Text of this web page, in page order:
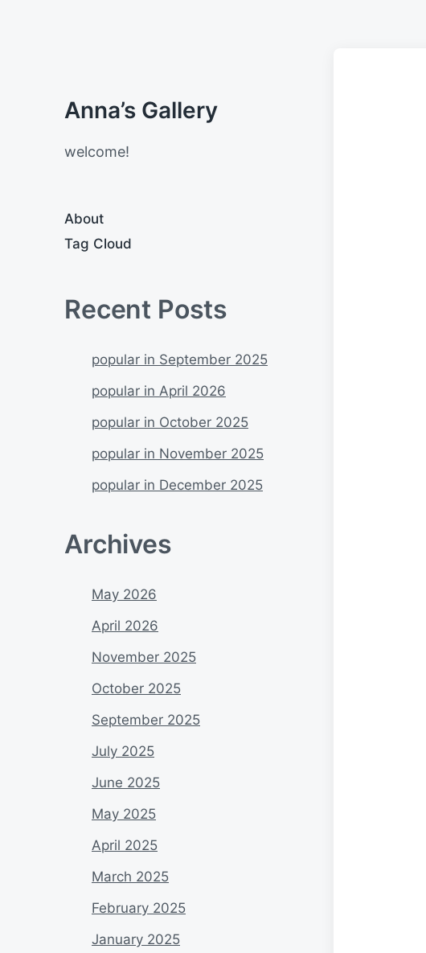
Anna’s Gallery
welcome!
About
Tag Cloud
Recent Posts
popular in September 2025
popular in April 2026
popular in October 2025
popular in November 2025
popular in December 2025
Archives
May 2026
April 2026
November 2025
October 2025
September 2025
July 2025
June 2025
May 2025
April 2025
March 2025
February 2025
January 2025